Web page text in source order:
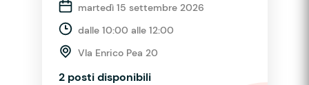
martedì 15 settembre 2026
dalle 10:00 alle 12:00
VIa Enrico Pea 20
2 posti disponibili